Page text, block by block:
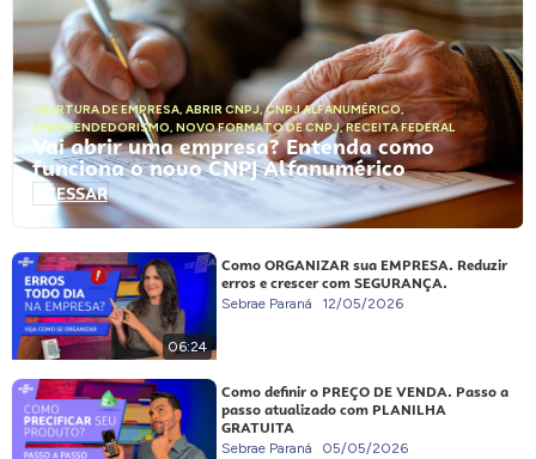
ABERTURA DE EMPRESA, ABRIR CNPJ,CNPJ ALFANUMÉRICO,
EMPREENDEDORISMO, NOVO FORMATO DE CNPJ,RECEITA FEDERAL
Vai abrir uma empresa? Entenda como
funciona o novo CNPJ Alfanumérico
ACESSAR
06:24
Como ORGANIZAR sua EMPRESA. Reduzir
erros e crescer com SEGURANÇA.
Sebrae Paraná 12/05/2026
Como definir o PREÇO DE VENDA. Passo a
passo atualizado com PLANILHA
GRATUITA
Sebrae Paraná 05/05/2026